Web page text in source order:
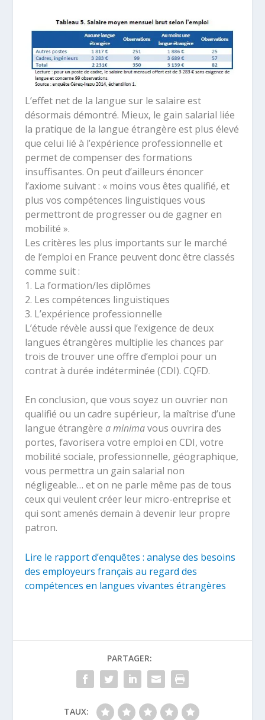
L’effet net de la langue sur le salaire est
désormais démontré. Mieux, le gain salarial liée
la pratique de la langue étrangère est plus élevé
que celui lié à l’expérience professionnelle et
permet de compenser des formations
insuffisantes. On peut d’ailleurs énoncer
l’axiome suivant : « moins vous êtes qualifié, et
plus vos compétences linguistiques vous
permettront de progresser ou de gagner en
mobilité ».
Les critères les plus importants sur le marché
de l’emploi en France peuvent donc être classés
comme suit :
1. La formation/les diplômes
2. Les compétences linguistiques
3. L’expérience professionnelle
L’étude révèle aussi que l’exigence de deux
langues étrangères multiplie les chances par
trois de trouver une offre d’emploi pour un
contrat à durée indéterminée (CDI). CQFD.
En conclusion, que vous soyez un ouvrier non
qualifié ou un cadre supérieur, la maîtrise d’une
langue étrangère a minimavous ouvrira des
portes, favorisera votre emploi en CDI, votre
mobilité sociale, professionnelle, géographique,
vous permettra un gain salarial non
négligeable… et on ne parle même pas de tous
ceux qui veulent créer leur micro-entreprise et
qui sont amenés demain à devenir leur propre
patron.
Lire le rapport d’enquêtes : analyse des besoins
des employeurs français au regard des
compétences en langues vivantes étrangères
PARTAGER:
TAUX: